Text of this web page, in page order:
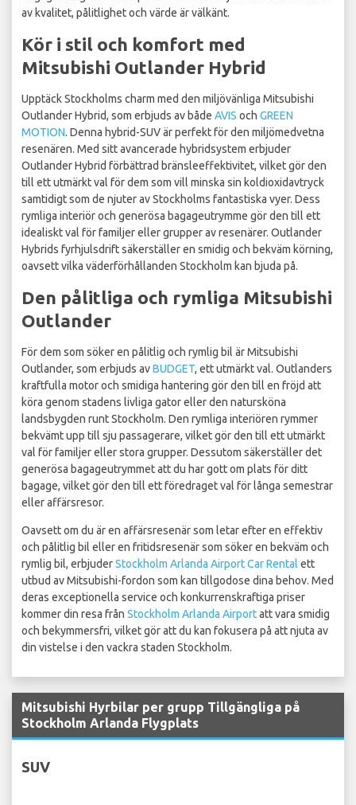
av kvalitet, pålitlighet och värde är välkänt.
Kör i stil och komfort med
Mitsubishi Outlander Hybrid
Upptäck Stockholms charm med den miljövänliga Mitsubishi
Outlander Hybrid, som erbjuds av både AVIS och GREEN
MOTION. Denna hybrid-SUV är perfekt för den miljömedvetna
resenären. Med sitt avancerade hybridsystem erbjuder
Outlander Hybrid förbättrad bränsleeffektivitet, vilket gör den
till ett utmärkt val för dem som vill minska sin koldioxidavtryck
samtidigt som de njuter av Stockholms fantastiska vyer. Dess
rymliga interiör och generösa bagageutrymme gör den till ett
idealiskt val för familjer eller grupper av resenärer. Outlander
Hybrids fyrhjulsdrift säkerställer en smidig och bekväm körning,
oavsett vilka väderförhållanden Stockholm kan bjuda på.
Den pålitliga och rymliga Mitsubishi
Outlander
För dem som söker en pålitlig och rymlig bil är Mitsubishi
Outlander, som erbjuds avBUDGET, ett utmärkt val. Outlanders
kraftfulla motor och smidiga hantering gör den till en fröjd att
köra genom stadens livliga gator eller den natursköna
landsbygden runt Stockholm. Den rymliga interiören rymmer
bekvämt upp till sju passagerare, vilket gör den till ett utmärkt
val för familjer eller stora grupper. Dessutom säkerställer det
generösa bagageutrymmet att du har gott om plats för ditt
bagage, vilket gör den till ett föredraget val för långa semestrar
eller affärsresor.
Oavsett om du är en affärsresenär som letar efter en effektiv
och pålitlig bil eller en fritidsresenär som söker en bekväm och
rymlig bil, erbjuderStockholm Arlanda Airport Car Rental ett
utbud av Mitsubishi-fordon som kan tillgodose dina behov. Med
deras exceptionella service och konkurrenskraftiga priser
kommer din resa från Stockholm Arlanda Airportatt vara smidig
och bekymmersfri, vilket gör att du kan fokusera på att njuta av
din vistelse i den vackra staden Stockholm.
Mitsubishi Hyrbilar per grupp Tillgängliga på
Stockholm Arlanda Flygplats
SUV